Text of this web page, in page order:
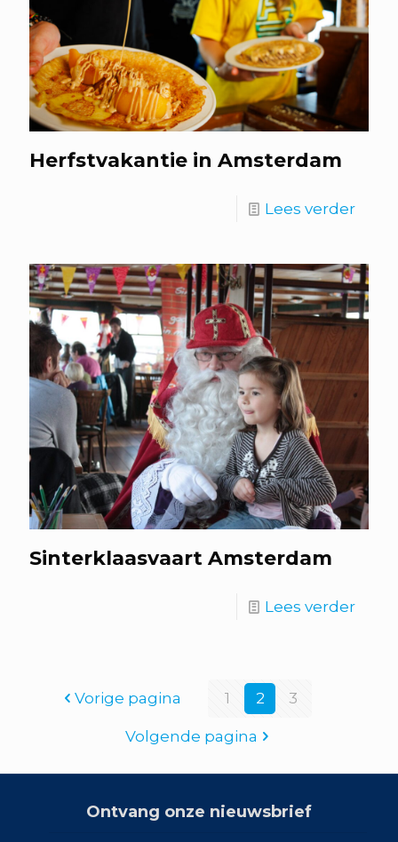
Herfstvakantie in Amsterdam
Lees verder
Sinterklaasvaart Amsterdam
Lees verder
Vorige pagina 1 2 3
Volgende pagina
Ontvang onze nieuwsbrief